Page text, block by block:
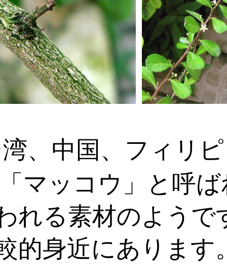
、中国、フィリ
マッコウ」と呼
れる素材のようで
的身近にあります